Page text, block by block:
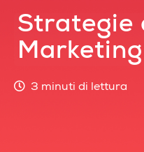
Strategie
3 minuti di lettura